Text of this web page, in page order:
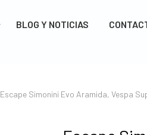
BLOG Y NOTICIAS
Escape Simonini Evo Aramida, Vespa